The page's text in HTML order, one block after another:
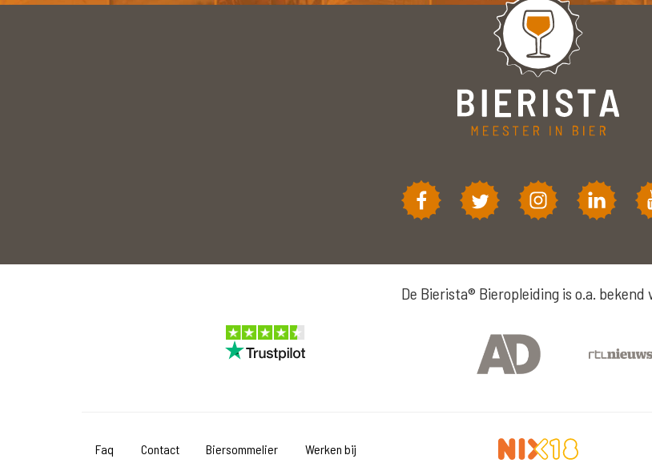
De Bierista® Bieropleiding is o.a. bekend
Faq Contact Biersommelier Werken bij